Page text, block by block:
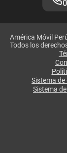
América Móvil
Todos los
Sistema
Sistema